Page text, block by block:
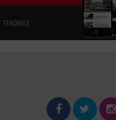
TENDANCE